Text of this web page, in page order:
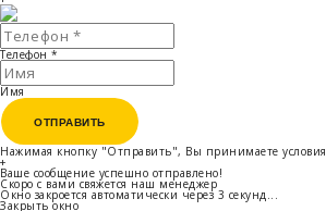
Телефон *
Имя
ОТПРАВИТЬ
ОТПРАВИТЬ
Нажимая кнопку "Отправить", Вы принимаете условия
+
Ваше сообщение успешно отправлено!
Скоро с вами свяжется наш менеджер
Окно закроется автоматически через 3 секунд...
Закрыть окно